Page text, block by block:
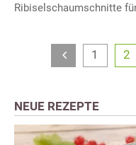
Ribiselschaumschnitte
1 2
NEUE REZEPTE